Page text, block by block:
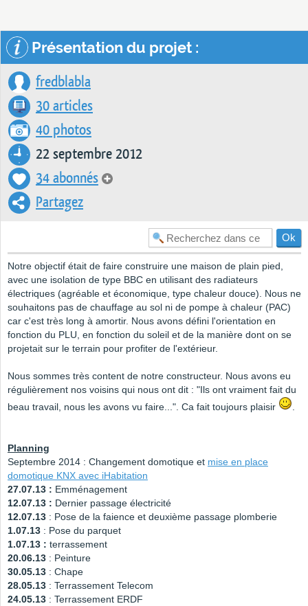
Présentation du projet :
fredblabla
30 articles
40 photos
22 septembre 2012
34 abonnés
Partagez
Notre objectif était de faire construire une maison de plain pied,
avec une isolation de type BBC en utilisant des radiateurs
électriques (agréable et économique, type chaleur douce). Nous ne
souhaitons pas de chauffage au sol ni de pompe à chaleur (PAC)
car c'est très long à amortir. Nous avons défini l'orientation en
fonction du PLU, en fonction du soleil et de la manière dont on se
projetait sur le terrain pour profiter de l'extérieur.
Nous sommes très content de notre constructeur. Nous avons eu
régulièrement nos voisins qui nous ont dit : "Ils ont vraiment fait du
beau travail, nous les avons vu faire...". Ca fait toujours plaisir
.
Planning
Septembre 2014 : Changement domotique et mise en place
domotique KNX avec iHabitation
27.07.13 : Emménagement
12.07.13 : Dernier passage électricité
12.07.13 : Pose de la faience et deuxième passage plomberie
1.07.13 : Pose du parquet
1.07.13 : terrassement
20.06.13 : Peinture
30.05.13 : Chape
28.05.13 : Terrassement Telecom
24.05.13 : Terrassement ERDF